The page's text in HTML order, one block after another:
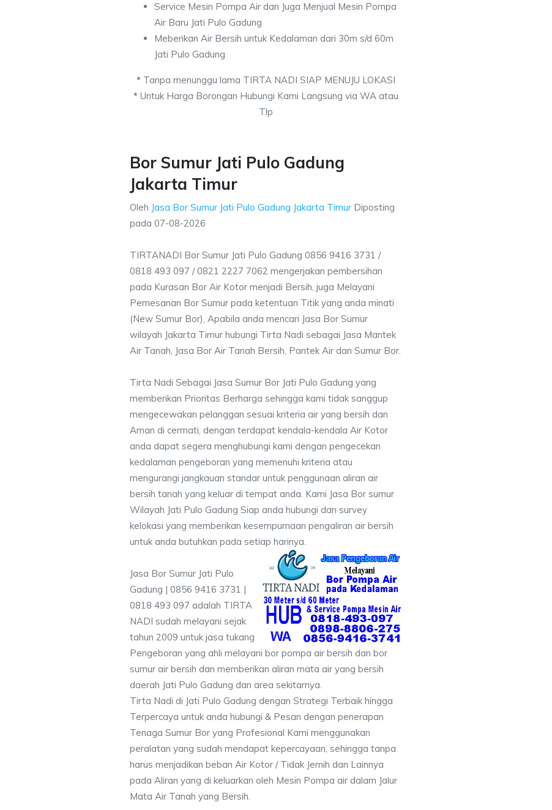
Service Mesin Pompa Air dan Juga Menjual Mesin Pompa
Air Baru Jati Pulo Gadung
Meberikan Air Bersih untuk Kedalaman dari 30m s/d 60m
Jati Pulo Gadung
* Tanpa menunggu lama TIRTA NADI SIAP MENUJU LOKASI
* Untuk Harga Borongan Hubungi Kami Langsung via WA atau
Tlp
Bor Sumur Jati Pulo Gadung
Jakarta Timur
Oleh Jasa Bor Sumur Jati Pulo Gadung Jakarta Timur Diposting
pada 07-08-2026
TIRTANADI Bor Sumur Jati Pulo Gadung 0856 9416 3731 /
0818 493 097 / 0821 2227 7062 mengerjakan pembersihan
pada Kurasan Bor Air Kotor menjadi Bersih, juga Melayani
Pemesanan Bor Sumur pada ketentuan Titik yang anda minati
(New Sumur Bor), Apabila anda mencari Jasa Bor Sumur
wilayah Jakarta Timur hubungi Tirta Nadi sebagai Jasa Mantek
Air Tanah, Jasa Bor Air Tanah Bersih, Pantek Air dan Sumur Bor.
Tirta Nadi Sebagai Jasa Sumur Bor Jati Pulo Gadung yang
memberikan Prioritas Berharga sehingga kami tidak sanggup
mengecewakan pelanggan sesuai kriteria air yang bersih dan
Aman di cermati, dengan terdapat kendala-kendala Air Kotor
anda dapat segera menghubungi kami dengan pengecekan
kedalaman pengeboran yang memenuhi kriteria atau
mengurangi jangkauan standar untuk penggunaan aliran air
bersih tanah yang keluar di tempat anda. Kami Jasa Bor sumur
Wilayah Jati Pulo Gadung Siap anda hubungi dan survey
kelokasi yang memberikan kesempurnaan pengaliran air bersih
untuk anda butuhkan pada setiap harinya.
Jasa Bor Sumur Jati Pulo
Gadung | 0856 9416 3731 |
0818 493 097 adalah TIRTA
NADI sudah melayani sejak
tahun 2009 untuk jasa tukang
Pengeboran yang ahli melayani bor pompa air bersih dan bor
sumur air bersih dan memberikan aliran mata air yang bersih
daerah Jati Pulo Gadung dan area sekitarnya.
Tirta Nadi di Jati Pulo Gadung dengan Strategi Terbaik hingga
Terpercaya untuk anda hubungi & Pesan dengan penerapan
Tenaga Sumur Bor yang Profesional Kami menggunakan
peralatan yang sudah mendapat kepercayaan, sehingga tanpa
harus menjadikan beban Air Kotor / Tidak Jernih dan Lainnya
pada Aliran yang di keluarkan oleh Mesin Pompa air dalam Jalur
Mata Air Tanah yang Bersih.